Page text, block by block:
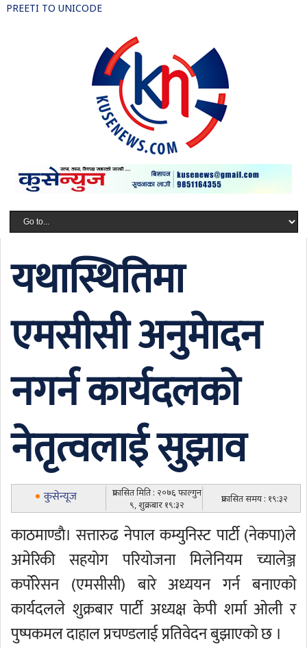
PREETI TO UNICODE
यथास्थितिमा
एमसीसी अनुमाेदन
नगर्न कार्यदलको
नेतृत्वलाई सुझाव
कुसेन्यूज
प्रकासित मिति : २०७६ फाल्गुन
९, शुक्रबार १९:३२
प्रकासित समय : १९:३२
काठमाण्डाै। सत्तारुढ नेपाल कम्युनिस्ट पार्टी (नेकपा)ले
अमेरिकी सहयोग परियोजना मिलेनियम च्यालेञ्ज
कर्पोरेसन (एमसीसी) बारे अध्ययन गर्न बनाएको
कार्यदलले शुक्रबार पार्टी अध्यक्ष केपी शर्मा ओली र
पुष्पकमल दाहाल प्रचण्डलाई प्रतिवेदन बुझाएको छ ।